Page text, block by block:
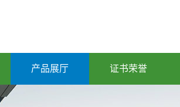
产品展厅 证书荣誉